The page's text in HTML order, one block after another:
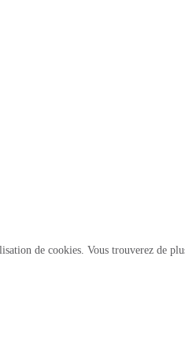
de cookies. Vous trouverez de